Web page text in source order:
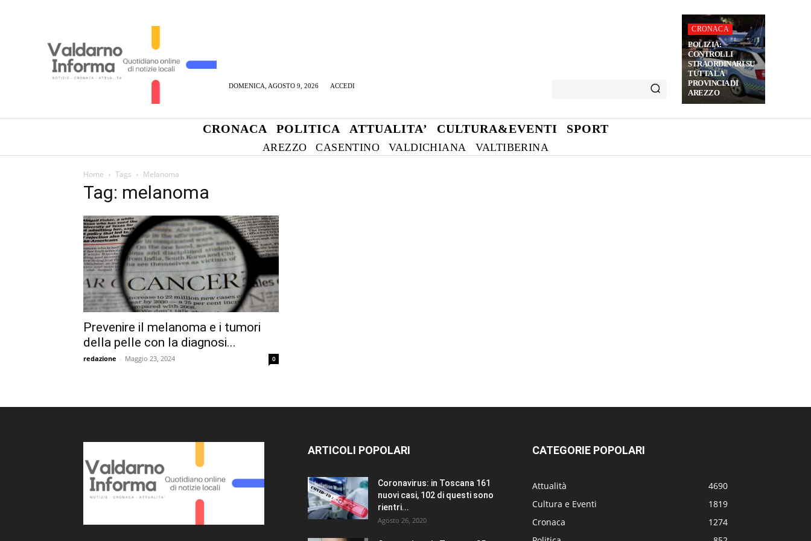
DOMENICA, AGOSTO 9, 2026 ACCEDI
CRONACA
POLIZIA:
CONTROLLI
STRAORDINARI SU
TUTTA LA
PROVINCIA DI
AREZZO
CRONACA POLITICA ATTUALITA’ CULTURA&EVENTI SPORT
AREZZO CASENTINO VALDICHIANA VALTIBERINA
Home Tags Melanoma
Tag: melanoma
Prevenire il melanoma e i tumori
della pelle con la diagnosi...
redazione - Maggio 23, 2024 0
ARTICOLI POPOLARI
Coronavirus: in Toscana 161
nuovi casi, 102 di questi sono
rientri...
Agosto 26, 2020
CATEGORIE POPOLARI
Attualità
4690
Cultura e Eventi
1819
Cronaca
1274